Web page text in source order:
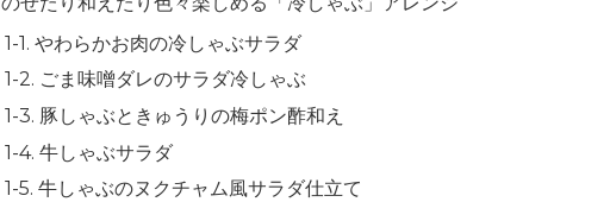
やわらかお肉の冷しゃぶサラダ
ごま味噌ダレのサラダ冷しゃぶ
豚しゃぶときゅうりの梅ポン酢和え
牛しゃぶサラダ
牛しゃぶのヌクチャム風サラダ仕立て